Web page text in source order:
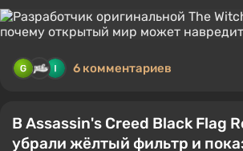
6 комментариев
В Assassin's Creed Black Flag
убрали жёлтый фильтр и